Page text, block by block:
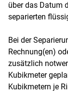
über das Datum
separierten
Bei der
Rechnung(en)
zusätzlich
Kubikmeter
Kubikmetern je